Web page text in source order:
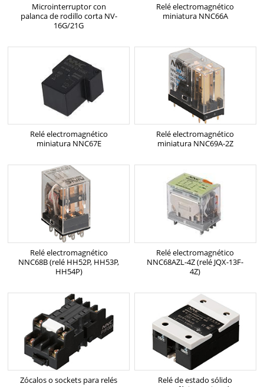
Microinterruptor con
palanca de rodillo corta NV-
16G/21G
Relé electromagnético
miniatura NNC66A
Relé electromagnético
miniatura NNC67E
Relé electromagnético
miniatura NNC69A-2Z
Relé electromagnético
NNC68B (relé HH52P, HH53P,
HH54P)
Relé electromagnético
NNC68AZL-4Z (relé JQX-13F-
4Z)
Zócalos o sockets para relés
Relé de estado sólido